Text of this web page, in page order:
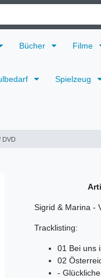
Bücher Filme
Spielzeug
DVD
Sigrid & Marina -
Tracklisting:
01 Bei uns
02
-